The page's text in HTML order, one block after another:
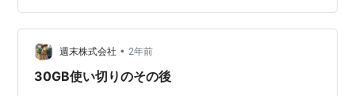
＆P500）」の信託報酬（…
週末株式会社 • 2年前
30GB使い切りのその後